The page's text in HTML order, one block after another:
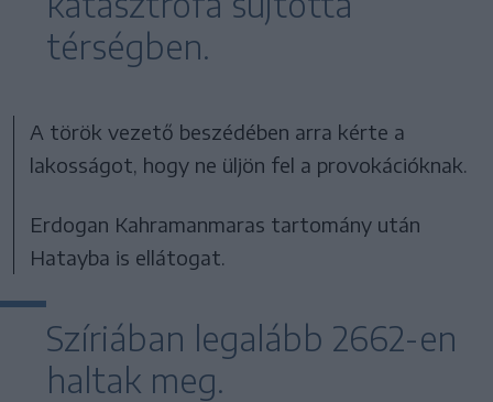
térségben.
A török vezető beszédében arra kérte a
lakosságot, hogy ne üljön fel a provokációknak.
Erdogan Kahramanmaras tartomány után
Hatayba is ellátogat.
Szíriában legalább 2662-en
haltak meg.